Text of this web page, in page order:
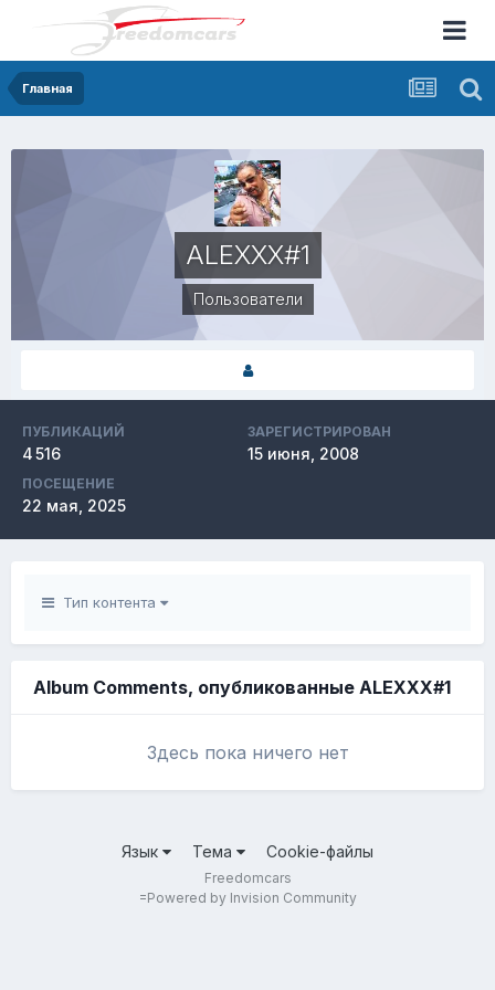
Главная
ALEXXX#1
Пользователи
ПУБЛИКАЦИЙ
4 516
ЗАРЕГИСТРИРОВАН
15 июня, 2008
ПОСЕЩЕНИЕ
22 мая, 2025
Тип контента
Album Comments, опубликованные ALEXXX#1
Здесь пока ничего нет
Язык Тема Cookie-файлы
Freedomcars
=Powered by Invision Community